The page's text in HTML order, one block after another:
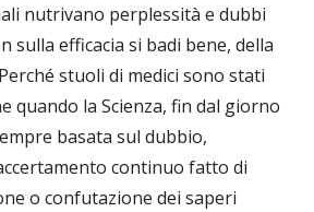
nutrivano perplessità e dubbi
sulla efficacia si badi bene, della
stuoli di medici sono stati
quando la Scienza, fin dal giorno
basata sul dubbio,
continuo fatto di
o confutazione dei saperi